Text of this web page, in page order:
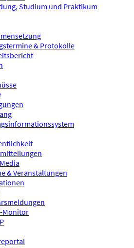
Studium und Praktikum
& Protokolle
& Veranstaltungen
Monitor